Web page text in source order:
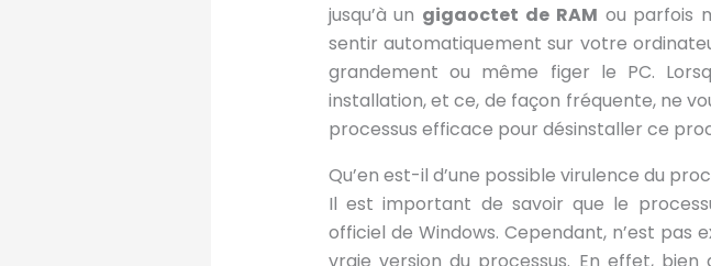
jusqu’à un gigaoctet de RAM ou parfois
sentir automatiquement sur votre
grandement ou même figer le PC.
installation, et ce, de façon fréquente, ne
processus efficace pour désinstaller ce
Qu’en est-il d’une possible virulence du
Il est important de savoir que le
officiel de Windows. Cependant, n’est pas